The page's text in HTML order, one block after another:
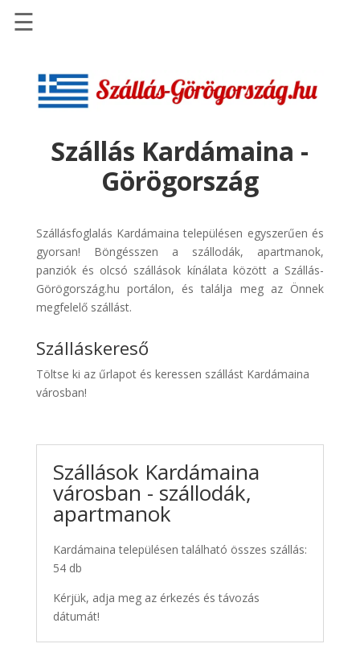
Szállások
Repülőjegy
pénzvisszatérítéssel
Discover
Cars
Transzfer
Kiwi
Taxi
☰
Szállás Kardámaina -
Görögország
Szállásfoglalás Kardámaina településen egyszerűen és
gyorsan! Böngésszen a szállodák, apartmanok,
panziók és olcsó szállások kínálata között a Szállás-
Görögország.hu portálon, és találja meg az Önnek
megfelelő szállást.
Szálláskereső
Töltse ki az űrlapot és keressen szállást Kardámaina
városban!
Szállások Kardámaina
városban - szállodák,
apartmanok
Kardámaina településen található összes szállás:
54 db
Kérjük, adja meg az érkezés és távozás
dátumát!